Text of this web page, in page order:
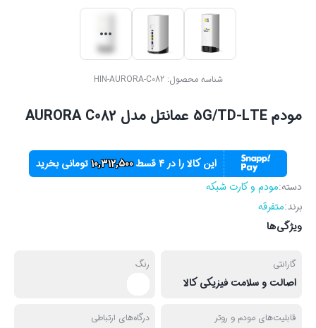
شناسه محصول:HIN-AURORA-C082
مودم 5G/TD-LTE عمانتل مدل AURORA C082
این کالا را در ۴ قسط 10,312,500تومانی بخرید
دسته:مودم و کارت شبکه
برند:متفرقه
ویژگی‌ها
گارانتی
اصالت و سلامت فیزیکی کالا
رنگ
قابلیت‌های مودم و روتر درگاه‌های ارتباطی